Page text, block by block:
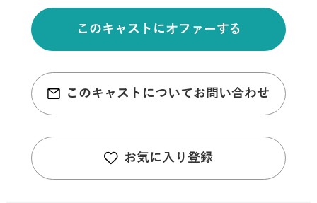
このキャストにオファーする
このキャストについてお問い合わせ
お気に入り登録